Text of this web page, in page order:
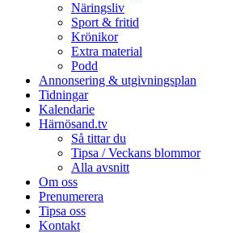
Näringsliv
Sport & fritid
Krönikor
Extra material
Podd
Annonsering & utgivningsplan
Tidningar
Kalendarie
Härnösand.tv
Så tittar du
Tipsa / Veckans blommor
Alla avsnitt
Om oss
Prenumerera
Tipsa oss
Kontakt